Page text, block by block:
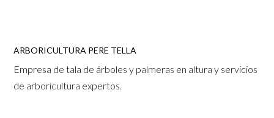
ARBORICULTURA PERE TELLA
Empresa de tala de árboles y palmeras en altura y servicios
de arboricultura expertos.